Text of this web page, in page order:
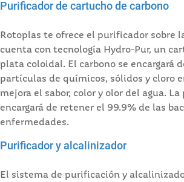
Purificador de cartucho de carbono
Rotoplas te ofrece el purificador sobre
cuenta con tecnología Hydro-Pur, un
plata coloidal. El carbono se encargará
partículas de químicos, sólidos y cloro
mejora el sabor, color y olor del agua.
encargará de retener el 99.9% de las
enfermedades.
Purificador y alcalinizador
El sistema de purificación y